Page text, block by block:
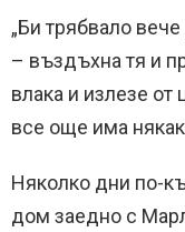
„Би трябвало
– въздъхна тя и
влака и излезе от
все още има
Няколко дни по-
дом заедно с